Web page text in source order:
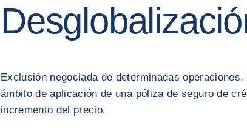
Exclusión negociada de determinadas
ámbito de aplicación de una póliza de seguro de
incremento del precio.